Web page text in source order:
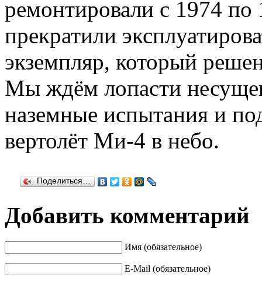
ремонтировали с 1974 по
прекратили
экземпляр, который
Мы ждём лопасти
наземные испытания и
вертолёт Ми-4 в небо.
Поделиться…
Добавить комментарий
Имя (обязательное)
E-Mail (обязательное)